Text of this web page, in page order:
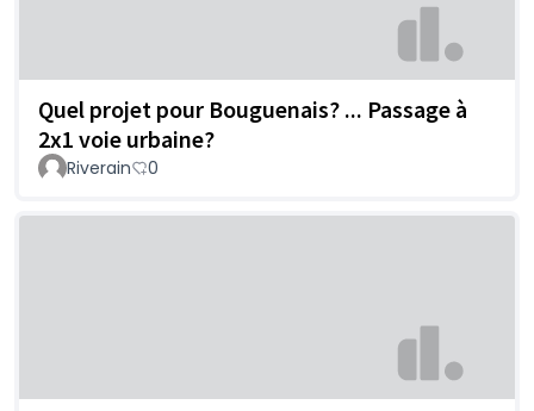
Quel projet pour Bouguenais? ... Passage à
2x1 voie urbaine?
Riverain 0